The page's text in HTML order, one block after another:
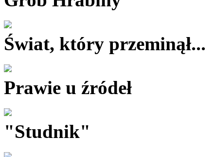
Świat, który przeminął...
Prawie u źródeł
"Studnik"